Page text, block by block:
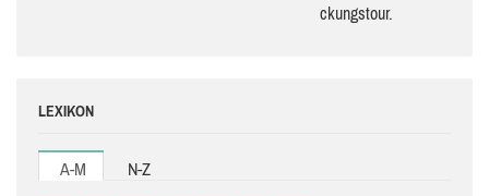
ckungs­tour.
LEXIKON
A-M N-Z